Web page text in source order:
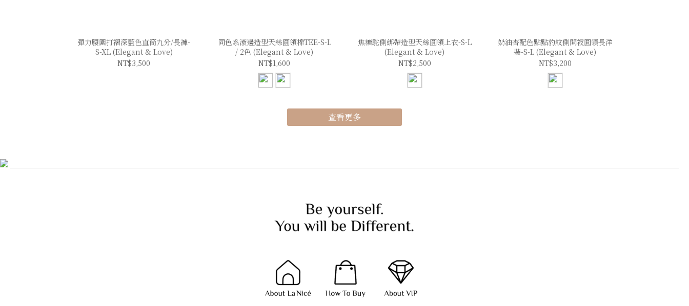
彈力腰圍打褶深藍色直筒九分/長褲-
S-XL (Elegant & Love)
NT$3,500
同色系滾邊造型天絲圓領棉TEE-S-L
/ 2色 (Elegant & Love)
NT$1,600
焦糖駝側綁帶造型天絲圓領上衣-S-L
(Elegant & Love)
NT$2,500
奶油杏配色點點豹紋側開衩圓領長洋
裝-S-L (Elegant & Love)
NT$3,200
查看更多